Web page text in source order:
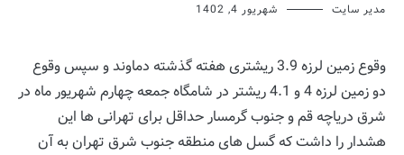
مدیر سایت شهریور 4, 1402
وقوع زمین لرزه 3.9 ریشتری هفته گذشته دماوند و سپس وقوع
دو زمین لرزه 4 و 4.1 ریشتر در شامگاه جمعه چهارم شهریور ماه در
شرق دریاچه قم و جنوب گرمسار حداقل برای تهرانی ها این
هشدار را داشت که گسل های منطقه جنوب شرق تهران به آن